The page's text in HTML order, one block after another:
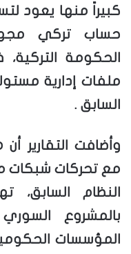
كبيراً منها يعود
حساب تركي
الحكومة
ملفات إدارية
السابق .
وأضافت التقارير
مع تحركات شبكات
النظام
بالمشروع
المؤسسات